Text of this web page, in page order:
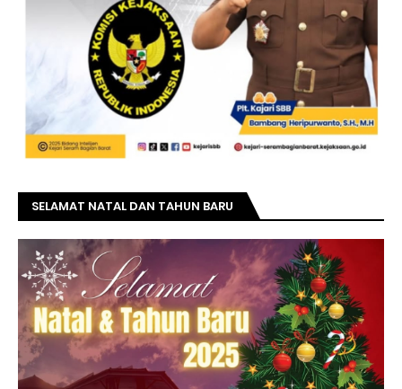
SELAMAT NATAL DAN TAHUN BARU